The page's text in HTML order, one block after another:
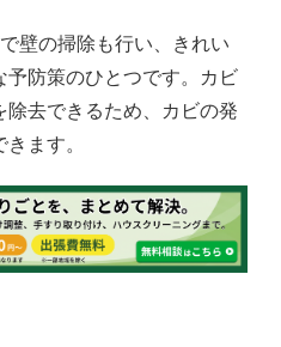
壁の掃除も行い、きれい
予防策のひとつです。カビ
去できるため、カビの発
ます。